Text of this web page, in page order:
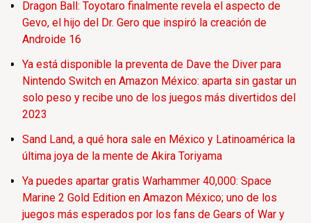
Dragon Ball: Toyotaro finalmente revela el aspecto de
Gevo, el hijo del Dr. Gero que inspiró la creación de
Androide 16
Ya está disponible la preventa de Dave the Diver para
Nintendo Switch en Amazon México: aparta sin gastar un
solo peso y recibe uno de los juegos más divertidos del
2023
Sand Land, a qué hora sale en México y Latinoamérica la
última joya de la mente de Akira Toriyama
Ya puedes apartar gratis Warhammer 40,000: Space
Marine 2 Gold Edition en Amazon México; uno de los
juegos más esperados por los fans de Gears of War y